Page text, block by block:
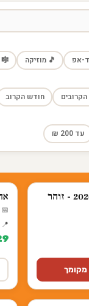
אפ 🎵 מוזיקה
חודש הקרוב
עד 200 ₪
בת הים הקטנה - הפקת הענק של קיץ 2026 - זוהר
מקומך
📅
₪